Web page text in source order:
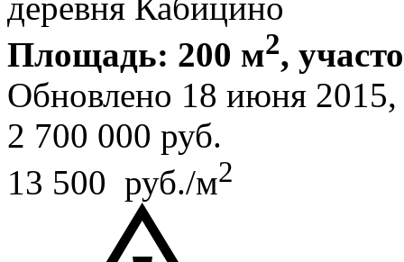
Площадь: 200 м2,
Обновлено 18 июня
2 700 000 руб.
13 500 руб./м2